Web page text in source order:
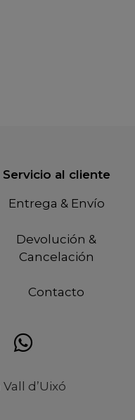
Servicio al cliente
Entrega & Envío
Devolución &
Cancelación
Contacto
d’Uixó